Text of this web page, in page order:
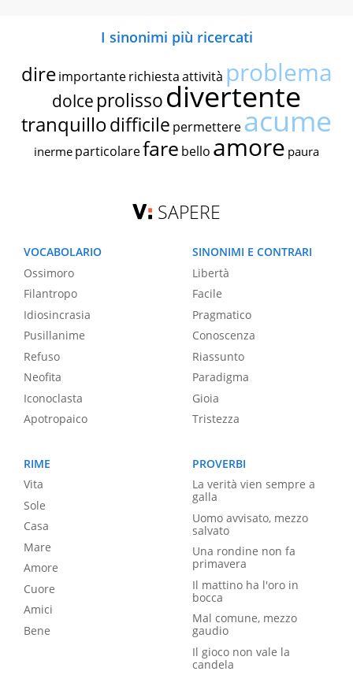
I sinonimi più ricercati
dire importante richiestaattività problema
dolce prolissodivertente
tranquillodifficile permettereacume
inerme particolarefare bello amore paura
SAPERE
VOCABOLARIO
Ossimoro
Filantropo
Idiosincrasia
Pusillanime
Refuso
Neofita
Iconoclasta
Apotropaico
SINONIMI E CONTRARI
Libertà
Facile
Pragmatico
Conoscenza
Riassunto
Paradigma
Gioia
Tristezza
RIME
Vita
Sole
Casa
Mare
Amore
Cuore
Amici
Bene
PROVERBI
La verità vien sempre a
galla
Uomo avvisato, mezzo
salvato
Una rondine non fa
primavera
Il mattino ha l'oro in
bocca
Mal comune, mezzo
gaudio
Il gioco non vale la
candela